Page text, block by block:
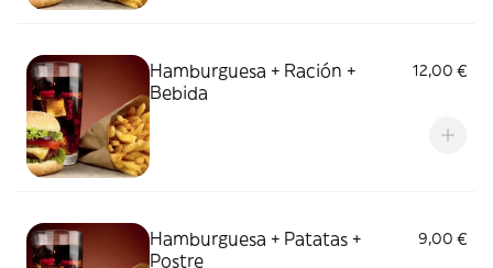
Hamburguesa + Ración +
Bebida
12,00 €
Hamburguesa + Patatas +
Postre
9,00 €